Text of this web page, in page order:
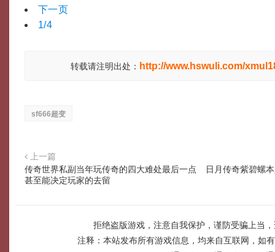
下一页
1/4
转载请注明出处： http://www.hswuli.com/
sf666超变
上一篇
传奇世界私副当年玩传奇的四大难处最后一点
甚至能决定玩家的去留
日月传奇紫碧螺
拒绝盗版游戏，注意自我保护，谨防受骗上当
注释：本站发布所有游戏信息，均来自互联网，如